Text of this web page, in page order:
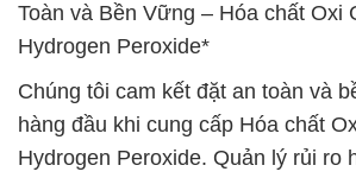
Toàn và Bền Vững – Hóa chất Oxi
Hydrogen Peroxide*
Chúng tôi cam kết đặt an toàn và
hàng đầu khi cung cấp Hóa chất
Hydrogen Peroxide. Quản lý rủi ro